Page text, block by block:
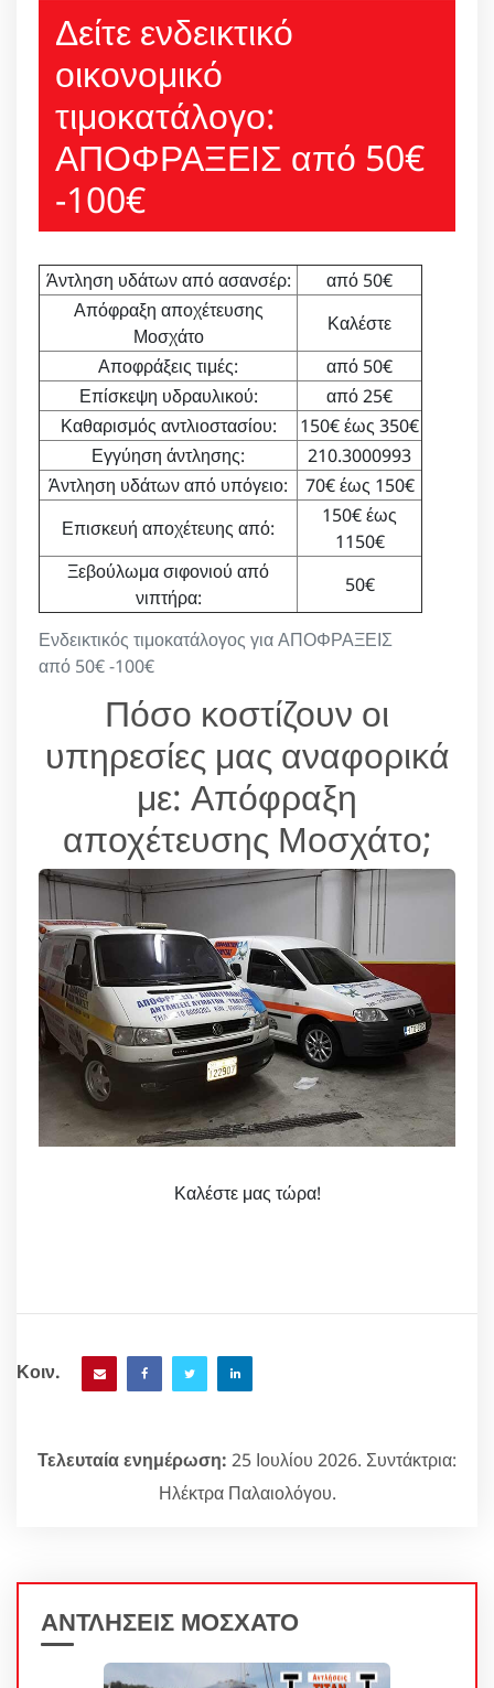
Δείτε ενδεικτικό
οικονομικό
τιμοκατάλογο:
ΑΠΟΦΡΑΞΕΙΣ από 50€
-100€
Ενδεικτικός τιμοκατάλογος για ΑΠΟΦΡΑΞΕΙΣ
από 50€ -100€
Άντληση υδάτων από ασανσέρ:
από 50€
Απόφραξη αποχέτευσης
Μοσχάτο
Καλέστε
Αποφράξεις τιμές:
από 50€
Επίσκεψη υδραυλικού:
από 25€
Καθαρισμός αντλιοστασίου:
150€ έως 350€
Εγγύηση άντλησης:
210.3000993
Άντληση υδάτων από υπόγειο:
70€ έως 150€
Επισκευή αποχέτευης από:
150€ έως
1150€
Ξεβούλωμα σιφονιού από
νιπτήρα:
50€
Πόσο κοστίζουν οι
υπηρεσίες μας αναφορικά
με: Απόφραξη
αποχέτευσης Μοσχάτο;
Καλέστε μας τώρα!
Κοιν.
Τελευταία ενημέρωση: 25 Ιουλίου 2026. Συντάκτρια:
Ηλέκτρα Παλαιολόγου.
ΑΝΤΛΗΣΕΙΣ ΜΟΣΧΑΤΟ